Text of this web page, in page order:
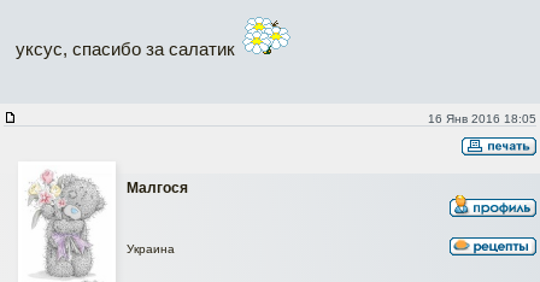
уксус, спасибо за салатик
16 Янв 2016 18:05
Малгося
Украина